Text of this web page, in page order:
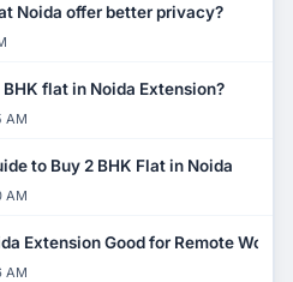
Noida offer better privacy?
flat in Noida Extension?
AM
to Buy 2 BHK Flat in Noida
AM
Extension Good for Remote Work?
AM